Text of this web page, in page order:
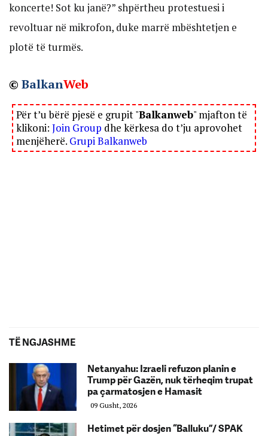
koncerte! Sot ku janë?” shpërtheu protestuesi i
revoltuar në mikrofon, duke marrë mbështetjen e
plotë të turmës.
© BalkanWeb
Për t’u bërë pjesë e grupit "Balkanweb" mjafton të
klikoni: Join Group dhe kërkesa do t’ju aprovohet
menjëherë. Grupi Balkanweb
TË NGJASHME
Netanyahu: Izraeli refuzon planin e
Trump për Gazën, nuk tërheqim trupat
pa çarmatosjen e Hamasit
09 Gusht, 2026
Hetimet për dosjen “Balluku”/ SPAK